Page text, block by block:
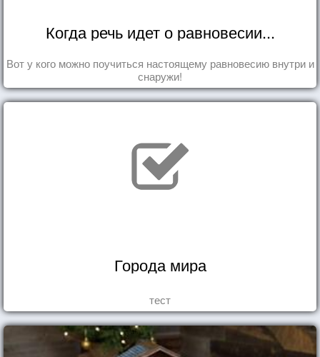
Когда речь идет о равновесии...
Вот у кого можно поучиться настоящему равновесию внутри и
снаружи!
Города мира
тест